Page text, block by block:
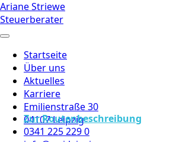
Ariane Striewe
Steuerberater
Startseite
Über uns
Aktuelles
Karriere
Emilienstraße 30
04107 Leipzig
Zur Routenbeschreibung
0341 225 229 0